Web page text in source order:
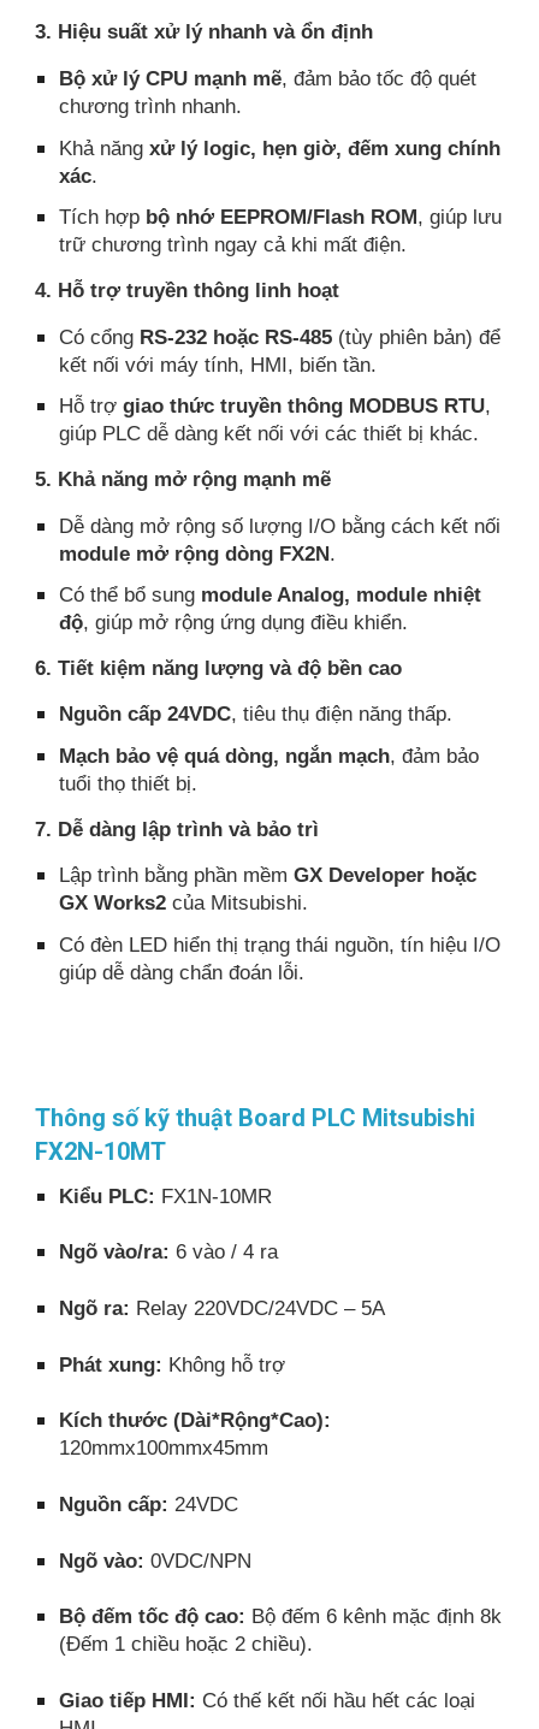
3. Hiệu suất xử lý nhanh và ổn định
Bộ xử lý CPU mạnh mẽ, đảm bảo tốc độ quét
chương trình nhanh.
Khả năngxử lý logic, hẹn giờ, đếm xung chính
xác.
Tích hợp bộ nhớ EEPROM/Flash ROM, giúp lưu
trữ chương trình ngay cả khi mất điện.
4. Hỗ trợ truyền thông linh hoạt
Có cổng RS-232 hoặc RS-485 (tùy phiên bản) để
kết nối với máy tính, HMI, biến tần.
Hỗ trợgiao thức truyền thông MODBUS RTU,
giúp PLC dễ dàng kết nối với các thiết bị khác.
5. Khả năng mở rộng mạnh mẽ
Dễ dàng mở rộng số lượng I/O bằng cách kết nối
module mở rộng dòng FX2N.
Có thể bổ sung module Analog, module nhiệt
độ, giúp mở rộng ứng dụng điều khiển.
6. Tiết kiệm năng lượng và độ bền cao
Nguồn cấp 24VDC, tiêu thụ điện năng thấp.
Mạch bảo vệ quá dòng, ngắn mạch, đảm bảo
tuổi thọ thiết bị.
7. Dễ dàng lập trình và bảo trì
Lập trình bằng phần mềmGX Developer hoặc
GX Works2 của Mitsubishi.
Có đèn LED hiển thị trạng thái nguồn, tín hiệu I/O
giúp dễ dàng chẩn đoán lỗi.
Thông số kỹ thuật Board PLC Mitsubishi
FX2N-10MT
Kiểu PLC: FX1N-10MR
Ngõ vào/ra:6 vào / 4 ra
Ngõ ra: Relay 220VDC/24VDC – 5A
Phát xung: Không hỗ trợ
Kích thước (Dài*Rộng*Cao):
120mmx100mmx45mm
Nguồn cấp: 24VDC
Ngõ vào:0VDC/NPN
Bộ đếm tốc độ cao: Bộ đếm 6 kênh mặc định 8k
(Đếm 1 chiều hoặc 2 chiều).
Giao tiếp HMI: Có thế kết nối hầu hết các loại